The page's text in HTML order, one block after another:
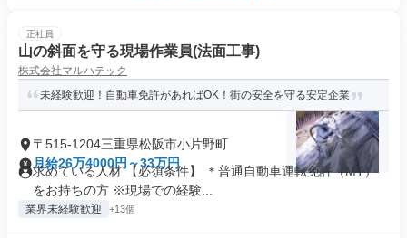
正社員
山の斜面を守る現場作業員(法面工事)
株式会社マルハテック
未経験歓迎！自動車免許があればOK！街の安全を守る安定企業
〒515-1204三重県松阪市小片野町
月給26万4000円～33万円
求めている人材 【必須条件】 ＊普通自動車運転免許（MT）
をお持ちの方 ※現場での経験...
業界未経験歓迎 +13個